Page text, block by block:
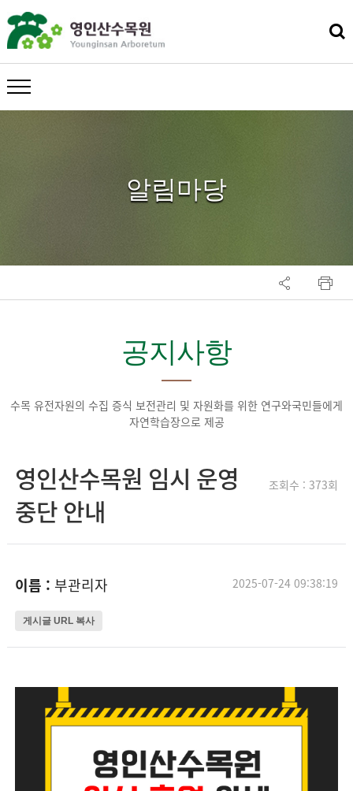
메뉴 열기
알림마당
공지사항
수목 유전자원의 수집 증식 보전관리 및 자원화를 위한 연구와국민들에게
자연학습장으로 제공
영인산수목원 임시 운영
중단 안내
조회수 : 373회
이름 : 부관리자 2025-07-24 09:38:19
게시글 URL 복사